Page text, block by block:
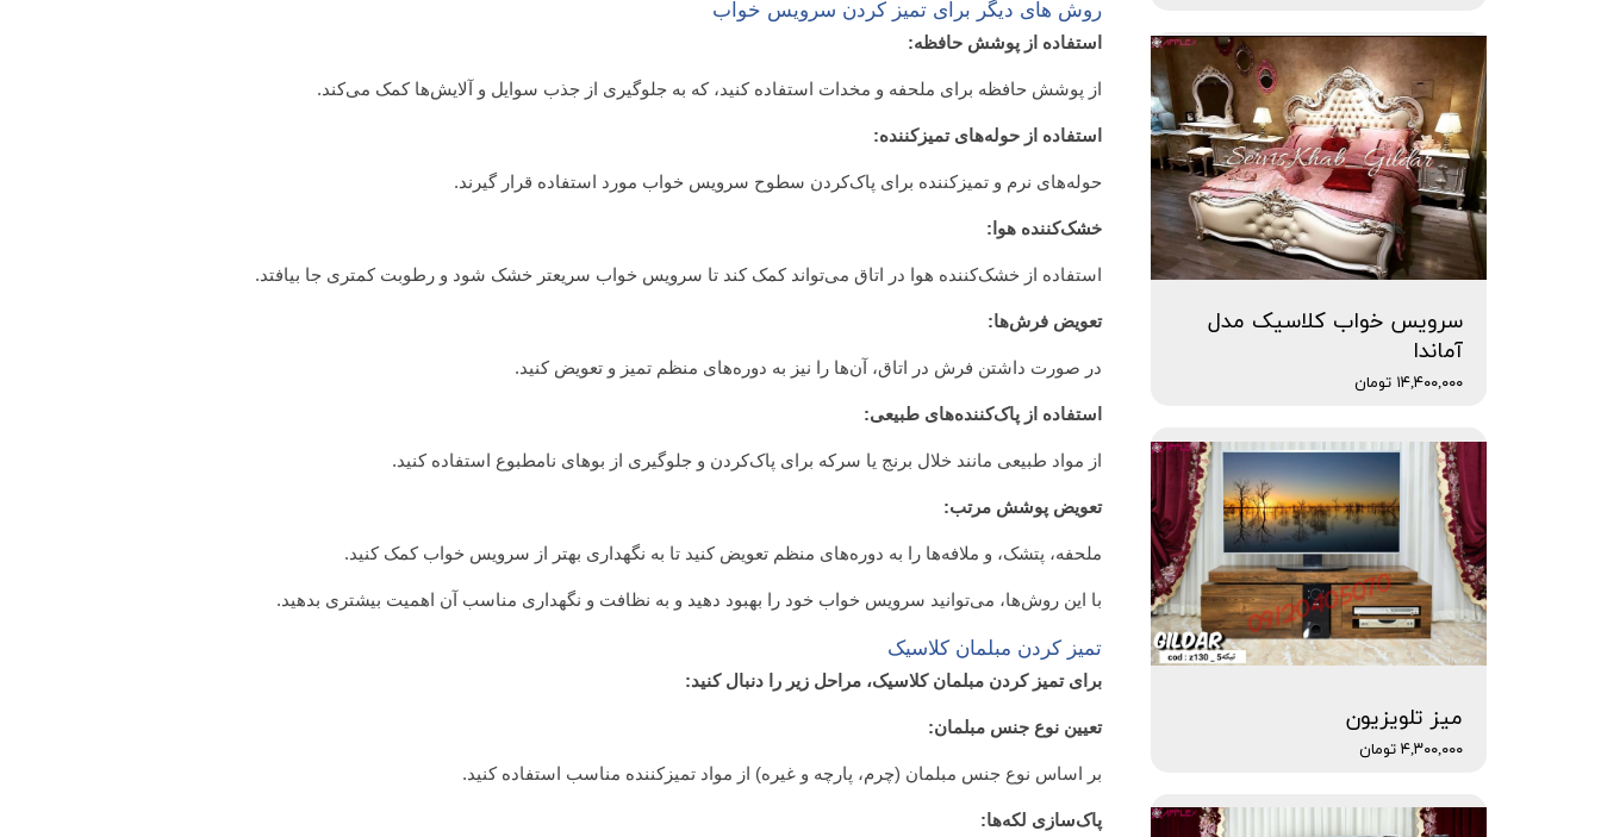
روش های دیگر برای تمیز کردن سرویس خواب
استفاده از پوشش حافظه:
از پوشش حافظه برای ملحفه و مخدات استفاده کنید، که به جلوگیری از جذب سوایل و آلایش‌ها کمک می‌کند.
استفاده از حوله‌های تمیزکننده:
حوله‌های نرم و تمیزکننده برای پاک‌کردن سطوح سرویس خواب مورد استفاده قرار گیرند.
خشک‌کننده هوا:
استفاده از خشک‌کننده هوا در اتاق می‌تواند کمک کند تا سرویس خواب سریعتر خشک شود و رطوبت کمتری جا بیافتد.
تعویض فرش‌ها:
در صورت داشتن فرش در اتاق، آن‌ها را نیز به دوره‌های منظم تمیز و تعویض کنید.
استفاده از پاک‌کننده‌های طبیعی:
از مواد طبیعی مانند خلال برنج یا سرکه برای پاک‌کردن و جلوگیری از بوهای نامطبوع استفاده کنید.
تعویض پوشش مرتب:
ملحفه، پتشک، و ملافه‌ها را به دوره‌های منظم تعویض کنید تا به نگهداری بهتر از سرویس خواب کمک کنید.
با این روش‌ها، می‌توانید سرویس خواب خود را بهبود دهید و به نظافت و نگهداری مناسب آن اهمیت بیشتری بدهید.
تمیز کردن مبلمان کلاسیک
برای تمیز کردن مبلمان کلاسیک، مراحل زیر را دنبال کنید:
تعیین نوع جنس مبلمان:
بر اساس نوع جنس مبلمان (چرم، پارچه و غیره) از مواد تمیزکننده مناسب استفاده کنید.
پاک‌سازی لکه‌ها:
سرویس خواب کلاسیک مدل
آماندا
۱۴,۴۰۰,۰۰۰ تومان
میز تلویزیون
۴,۳۰۰,۰۰۰ تومان